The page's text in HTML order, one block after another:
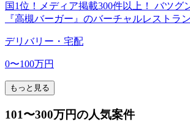
国1位！メディア掲載300件以上！ バツグ
『高槻バーガー』のバーチャルレストラン
デリバリー・宅配
0〜100万円
もっと見る
101〜300万円の人気案件